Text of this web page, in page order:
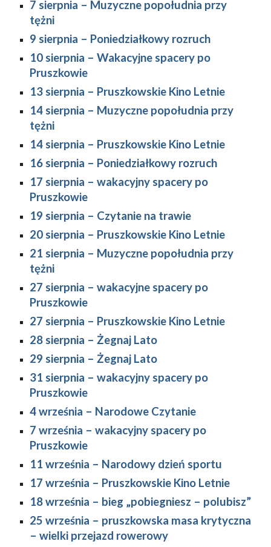
7 sierpnia – Muzyczne popołudnia przy
tężni
9 sierpnia – Poniedziałkowy rozruch
10 sierpnia – Wakacyjne spacery po
Pruszkowie
13 sierpnia – Pruszkowskie Kino Letnie
14 sierpnia – Muzyczne popołudnia przy
tężni
14 sierpnia – Pruszkowskie Kino Letnie
16 sierpnia – Poniedziałkowy rozruch
17 sierpnia – wakacyjny spacery po
Pruszkowie
19 sierpnia – Czytanie na trawie
20 sierpnia – Pruszkowskie Kino Letnie
21 sierpnia – Muzyczne popołudnia przy
tężni
27 sierpnia – wakacyjne spacery po
Pruszkowie
27 sierpnia – Pruszkowskie Kino Letnie
28 sierpnia – Żegnaj Lato
29 sierpnia – Żegnaj Lato
31 sierpnia – wakacyjny spacery po
Pruszkowie
4 września – Narodowe Czytanie
7 września – wakacyjny spacery po
Pruszkowie
11 września – Narodowy dzień sportu
17 września – Pruszkowskie Kino Letnie
18 września – bieg „pobiegniesz – polubisz”
25 września – pruszkowska masa krytyczna
– wielki przejazd rowerowy